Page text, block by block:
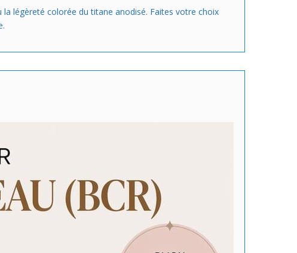
légèreté colorée du titane anodisé. Faites votre choix